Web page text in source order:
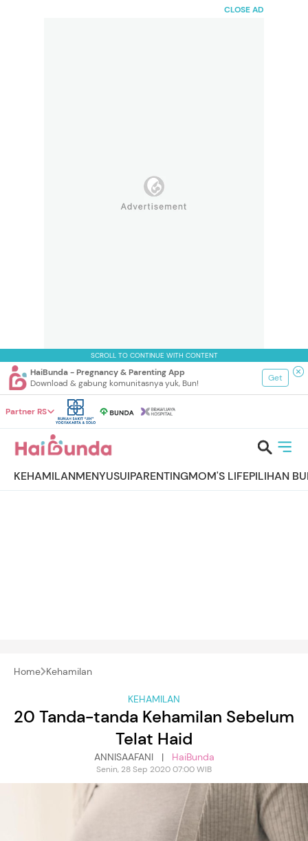
CLOSE AD
SCROLL TO CONTINUE WITH CONTENT
HaiBunda - Pregnancy & Parenting App
Download & gabung komunitasnya yuk, Bun!
Get
Partner RS
KEHAMILANMENYUSUIPARENTINGMOM'S LIFEPILIHAN
Home Kehamilan
KEHAMILAN
20 Tanda-tanda Kehamilan Sebelum
Telat Haid
ANNISAAFANI | HaiBunda
Senin, 28 Sep 2020 07:00 WIB